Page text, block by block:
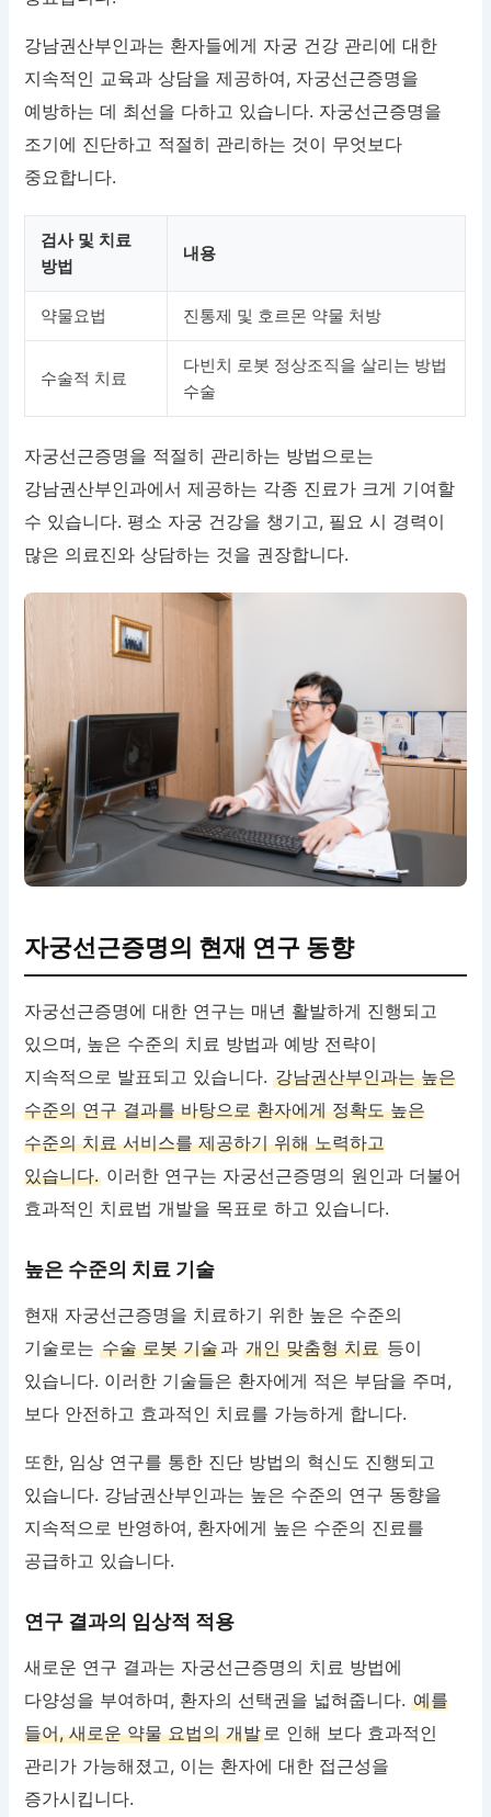
강남권산부인과는 환자들에게 자궁 건강 관리에 대한
지속적인 교육과 상담을 제공하여, 자궁선근증명을
예방하는 데 최선을 다하고 있습니다. 자궁선근증명을
조기에 진단하고 적절히 관리하는 것이 무엇보다
중요합니다.
검사 및 치료
방법
내용
약물요법 진통제 및 호르몬 약물 처방
수술적 치료
다빈치 로봇 정상조직을 살리는 방법
수술
자궁선근증명을 적절히 관리하는 방법으로는
강남권산부인과에서 제공하는 각종 진료가 크게 기여할
수 있습니다. 평소 자궁 건강을 챙기고, 필요 시 경력이
많은 의료진와 상담하는 것을 권장합니다.
자궁선근증명의 현재 연구 동향
자궁선근증명에 대한 연구는 매년 활발하게 진행되고
있으며, 높은 수준의 치료 방법과 예방 전략이
지속적으로 발표되고 있습니다.강남권산부인과는 높은
수준의 연구 결과를 바탕으로 환자에게 정확도 높은
수준의 치료 서비스를 제공하기 위해 노력하고
있습니다. 이러한 연구는 자궁선근증명의 원인과 더불어
효과적인 치료법 개발을 목표로 하고 있습니다.
높은 수준의 치료 기술
현재 자궁선근증명을 치료하기 위한 높은 수준의
기술로는수술 로봇 기술과개인 맞춤형 치료 등이
있습니다. 이러한 기술들은 환자에게 적은 부담을 주며,
보다 안전하고 효과적인 치료를 가능하게 합니다.
또한, 임상 연구를 통한 진단 방법의 혁신도 진행되고
있습니다. 강남권산부인과는 높은 수준의 연구 동향을
지속적으로 반영하여, 환자에게 높은 수준의 진료를
공급하고 있습니다.
연구 결과의 임상적 적용
새로운 연구 결과는 자궁선근증명의 치료 방법에
다양성을 부여하며, 환자의 선택권을 넓혀줍니다.예를
들어, 새로운 약물 요법의 개발로 인해 보다 효과적인
관리가 가능해졌고, 이는 환자에 대한 접근성을
증가시킵니다.